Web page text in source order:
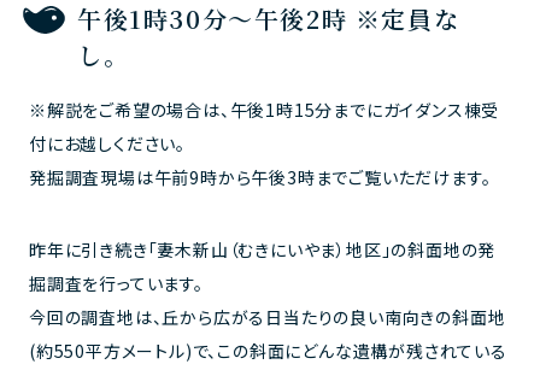
午後1時30分～午後2時 ※定員な
し。
※解説をご希望の場合は、午後1時15分までにガイダンス棟受
付にお越しください。
発掘調査現場は午前9時から午後3時までご覧いただけます。
昨年に引き続き「妻木新山（むきにいやま）地区」の斜面地の発
掘調査を行っています。
今回の調査地は、丘から広がる日当たりの良い南向きの斜面地
(約550平方メートル)で、この斜面にどんな遺構が残されている